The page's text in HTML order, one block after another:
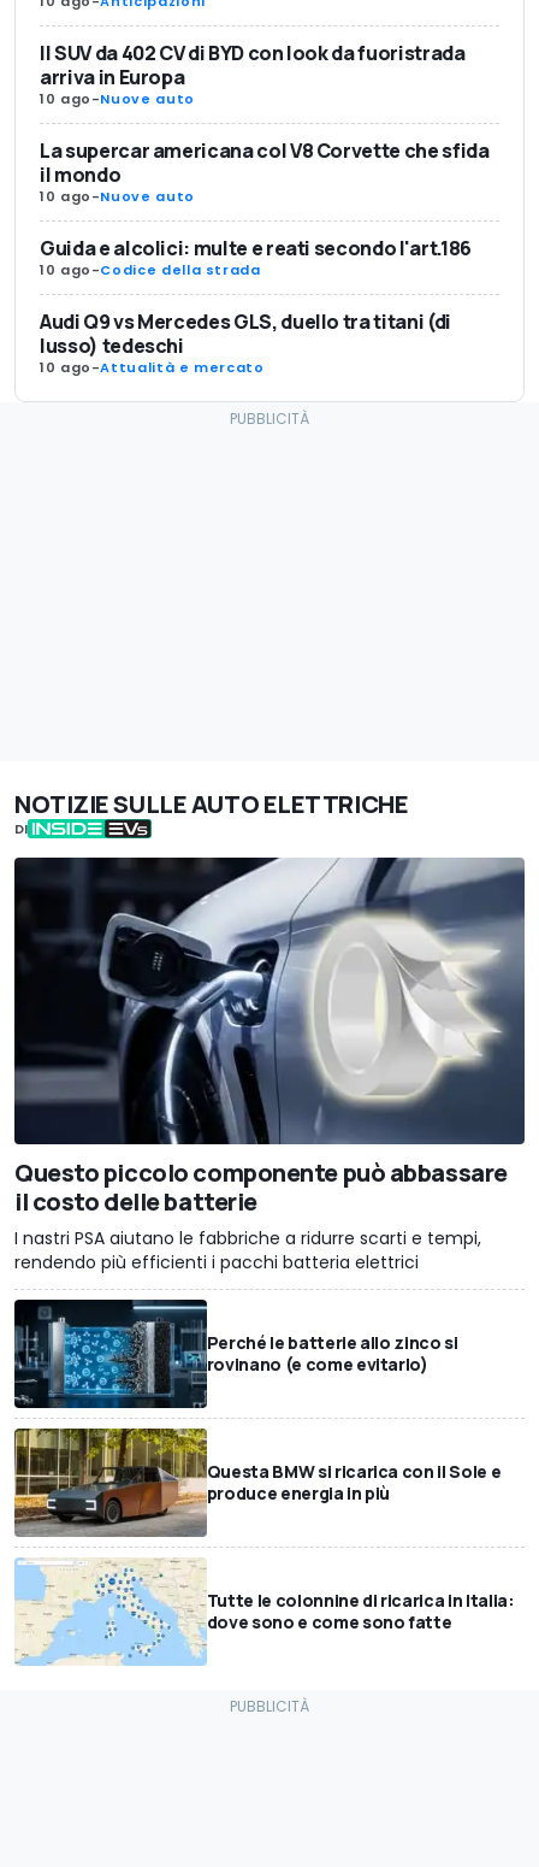
Il SUV da 402 CV di BYD con look da fuoristrada
arriva in Europa
10 ago-Nuove auto
La supercar americana col V8 Corvette che sfida
il mondo
10 ago-Nuove auto
Guida e alcolici: multe e reati secondo l'art.186
10 ago-Codice della strada
Audi Q9 vs Mercedes GLS, duello tra titani (di
lusso) tedeschi
10 ago-Attualità e mercato
NOTIZIE SULLE AUTO ELETTRICHE
DI
Questo piccolo componente può abbassare
il costo delle batterie
I nastri PSA aiutano le fabbriche a ridurre scarti e tempi,
rendendo più efficienti i pacchi batteria elettrici
Perché le batterie allo zinco si
rovinano (e come evitarlo)
Questa BMW si ricarica con il Sole e
produce energia in più
Tutte le colonnine di ricarica in Italia:
dove sono e come sono fatte